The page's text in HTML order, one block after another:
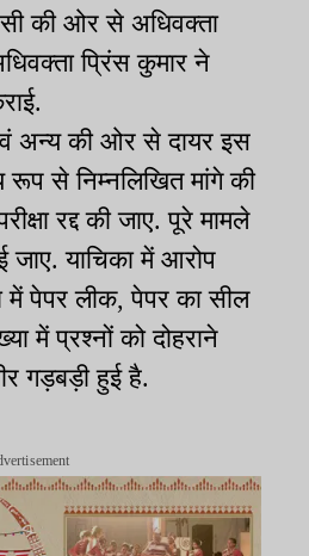
की ओर से अधिवक्ता
प्रिंस कुमार ने
अन्य की ओर से दायर इस
रूप से निम्नलिखित मांगे की
रद्द की जाए. पूरे मामले
जाए. याचिका में आरोप
में पेपर लीक, पेपर का सील
में प्रश्नों को दोहराने
गड़बड़ी हुई है.